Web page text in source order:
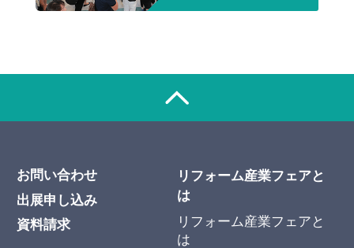
お問い合わせ
出展申し込み
資料請求
リフォーム産業フェアと
は
リフォーム産業フェアと
は